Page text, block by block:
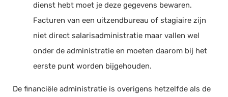
dienst hebt moet je deze gegevens bewaren.
Facturen van een uitzendbureau of stagiaire zijn
niet direct salarisadministratie maar vallen wel
onder de administratie en moeten daarom bij het
eerste punt worden bijgehouden.
De financiële administratie is overigens hetzelfde als de